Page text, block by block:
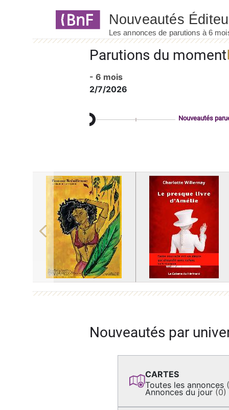
Parutions du moment
- 6 mois
2/7/2026
Nouveautés
Previous
Nouveautés par
CARTES
Toutes les annonces
Annonces du jour (0)